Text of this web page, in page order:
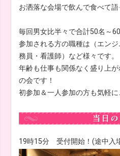
お洒落な会場で飲んで食べて
毎回男女比半々で合計50名～
参加される方の職種は（エン
務員・看護師）など様々です。
年齢も仕事も関係なく盛り上
の会です！
初参加＆一人参加の方も気軽
19時15分 受付開始！(途中入